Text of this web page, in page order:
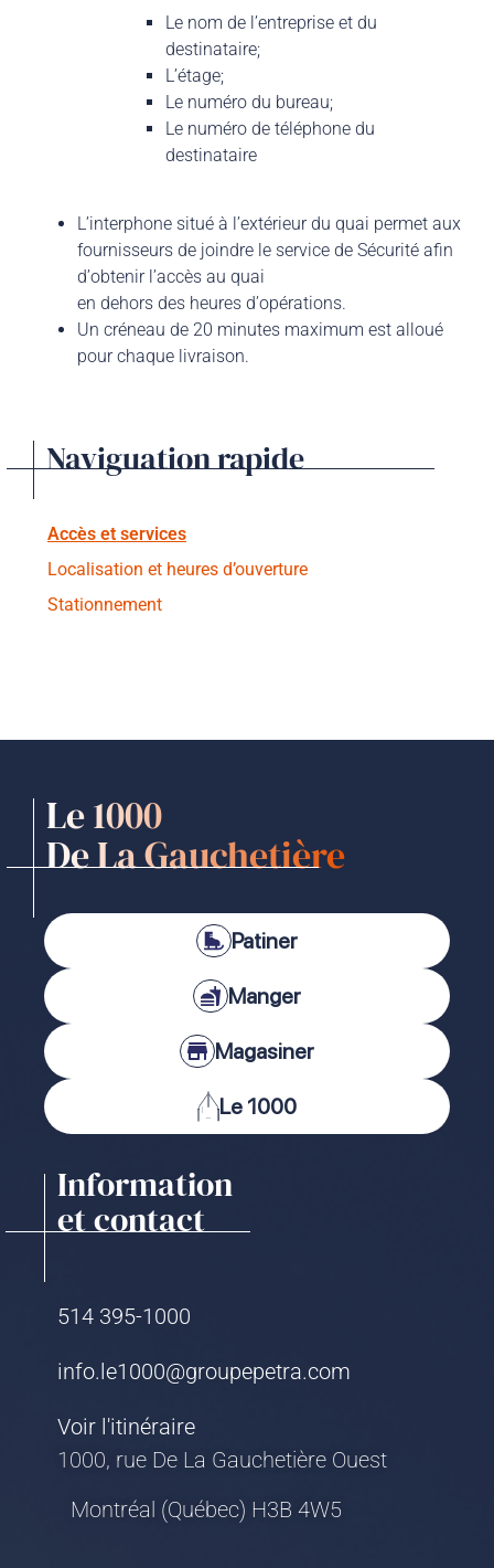
Naviguation rapide
Accès et services
Localisation et heures d’ouverture
Stationnement
Le nom de lʼentreprise et du
destinataire;
Lʼétage;
Le numéro du bureau;
Le numéro de téléphone du
destinataire
Lʼinterphone situé à lʼextérieur du quai permet aux
fournisseurs de joindre le service de Sécurité afin
dʼobtenir lʼaccès au quai
en dehors des heures dʼopérations.
Un créneau de 20 minutes maximum est alloué
pour chaque livraison.
Le 1000
De La Gauchetière
Patiner
Manger
Magasiner
Le 1000
Information
et contact
514 395-1000
info.le1000@groupepetra.com
Voir l'itinéraire
1000, rue De La Gauchetière Ouest
Montréal (Québec) H3B 4W5